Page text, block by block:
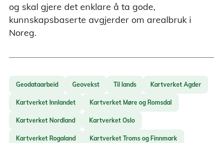
og skal gjere det enklare å ta gode,
kunnskapsbaserte avgjerder om arealbruk i
Noreg.
Geodataarbeid Geovekst Til lands Kartverket Agder
Kartverket Innlandet Kartverket Møre og Romsdal
Kartverket Nordland Kartverket Oslo
Kartverket Rogaland Kartverket Troms og Finnmark